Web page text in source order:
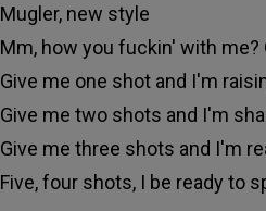
Mugler, new style
Mm, how you fuckin' with me?
Give me one shot and I'm
Give me two shots and I'm
Give me three shots and I'm
Five, four shots, I be ready to